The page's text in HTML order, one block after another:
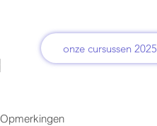
onze cursussen 2025
Opmerkingen